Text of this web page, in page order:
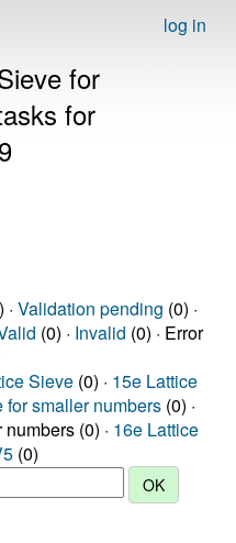
log in
for
for
Validation pending (0) ·
(0) · Invalid (0) · Error
Sieve (0) · 15e Lattice
for smaller numbers (0) ·
(0) · 16e Lattice
(0)